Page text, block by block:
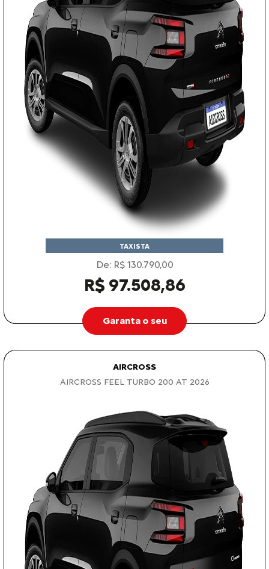
TAXISTA
De: R$ 130.790,00
R$ 97.508,86
Garanta o seu
AIRCROSS
AIRCROSS FEEL TURBO 200 AT 2026